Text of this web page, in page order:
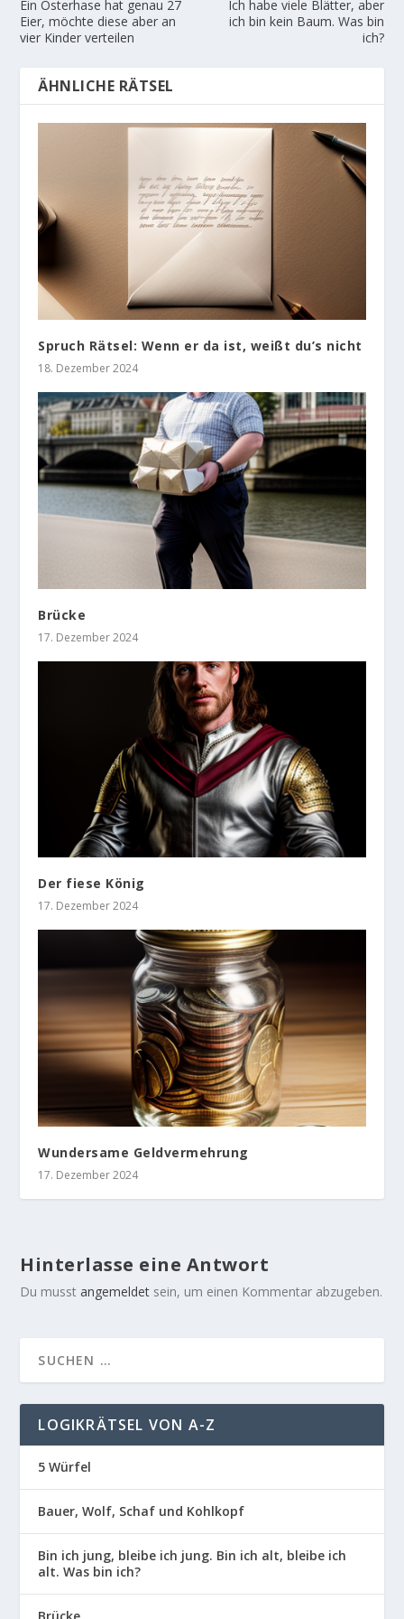
Ein Osterhase hat genau 27
Eier, möchte diese aber an
vier Kinder verteilen
Ich habe viele Blätter, aber
ich bin kein Baum. Was bin
ich?
ÄHNLICHE RÄTSEL
Spruch Rätsel: Wenn er da ist, weißt du’s nicht
18. Dezember 2024
Brücke
17. Dezember 2024
Der fiese König
17. Dezember 2024
Wundersame Geldvermehrung
17. Dezember 2024
Hinterlasse eine Antwort
Du musstangemeldet sein, um einen Kommentar abzugeben.
LOGIKRÄTSEL VON A-Z
5 Würfel
Bauer, Wolf, Schaf und Kohlkopf
Bin ich jung, bleibe ich jung. Bin ich alt, bleibe ich
alt. Was bin ich?